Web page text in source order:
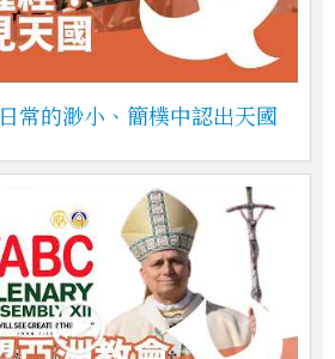
常的渺小、簡樸中認出天國